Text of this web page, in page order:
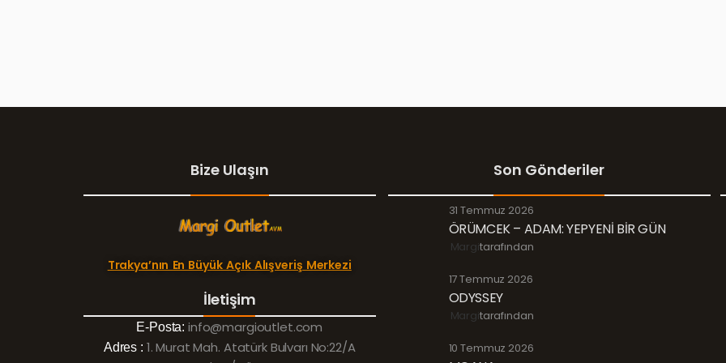
Bize Ulaşın
Trakya’nın En Büyük Açık Alışveriş Merkezi
İletişim
E-Posta: info@margioutlet.com
Adres : 1. Murat Mah. Atatürk Bulvarı No:22/A
Son Gönderiler
31 Temmuz 2026
ÖRÜMCEK – ADAM: YEPYENİ BİR GÜN
Margitarafından
17 Temmuz 2026
ODYSSEY
Margitarafından
10 Temmuz 2026